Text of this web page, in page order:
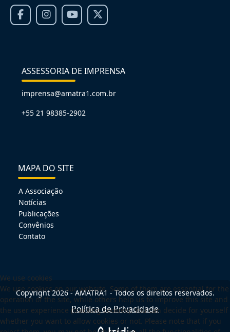
ASSESSORIA DE IMPRENSA
imprensa@amatra1.com.br
+55 21 98385-2902
MAPA DO SITE
A Associação
Notícias
Publicações
Convênios
Contato
Copyright 2026 - AMATRA1 - Todos os direitos reservados.
Política de Privacidade
We use cookies
We use cookies on our website. Some of them are essential for the
operation of the site, while others help us to improve this site and
the user experience (tracking cookies). You can decide for yourself
whether you want to allow cookies or not. Please note that if you